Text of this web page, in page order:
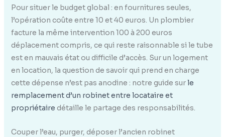
Pour situer le budget global : en fournitures seules,
l’opération coûte entre 10 et 40 euros. Un plombier
facture la même intervention 100 à 200 euros
déplacement compris, ce qui reste raisonnable si le tube
est en mauvais état ou difficile d’accès. Sur un logement
en location, la question de savoir qui prend en charge
cette dépense n’est pas anodine : notre guide surle
remplacement d’un robinet entre locataire et
propriétaire détaille le partage des responsabilités.
Couper l’eau, purger, déposer l’ancien robinet